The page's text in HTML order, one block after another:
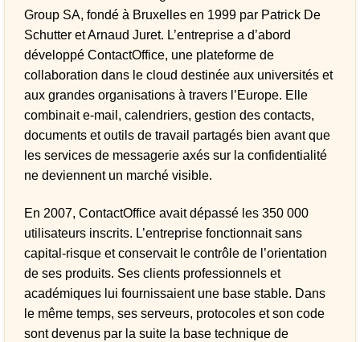
Group SA, fondé à Bruxelles en 1999 par Patrick De
Schutter et Arnaud Juret. L’entreprise a d’abord
développé ContactOffice, une plateforme de
collaboration dans le cloud destinée aux universités et
aux grandes organisations à travers l’Europe. Elle
combinait e-mail, calendriers, gestion des contacts,
documents et outils de travail partagés bien avant que
les services de messagerie axés sur la confidentialité
ne deviennent un marché visible.
En 2007, ContactOffice avait dépassé les 350 000
utilisateurs inscrits. L’entreprise fonctionnait sans
capital-risque et conservait le contrôle de l’orientation
de ses produits. Ses clients professionnels et
académiques lui fournissaient une base stable. Dans
le même temps, ses serveurs, protocoles et son code
sont devenus par la suite la base technique de